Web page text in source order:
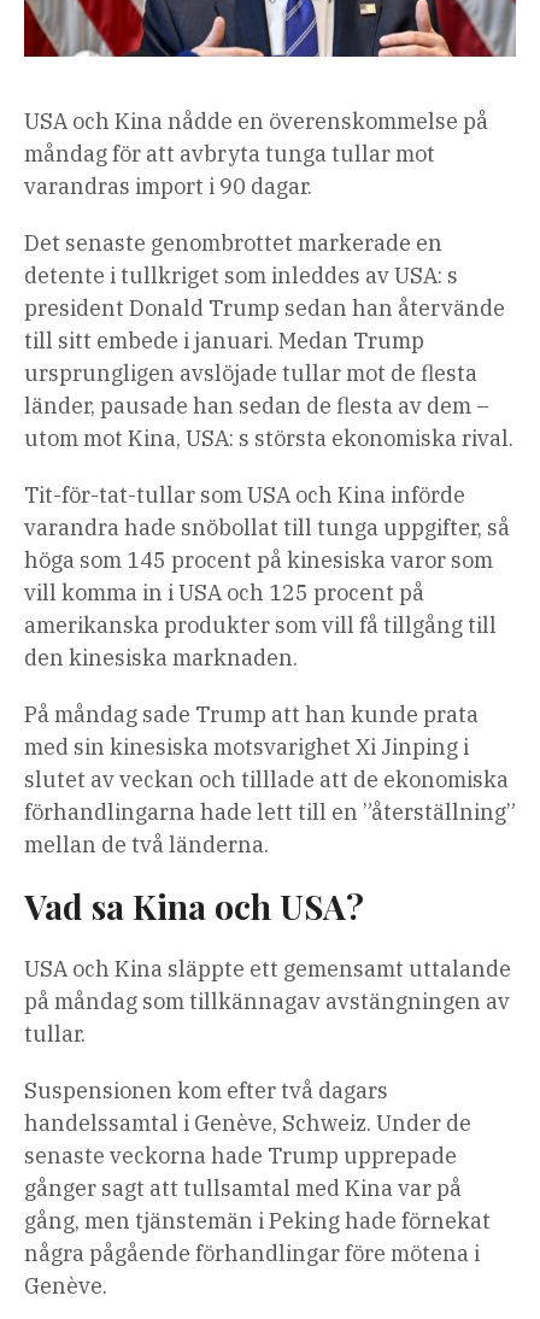
USA och Kina nådde en överenskommelse på
måndag för att avbryta tunga tullar mot
varandras import i 90 dagar.
Det senaste genombrottet markerade en
detente i tullkriget som inleddes av USA: s
president Donald Trump sedan han återvände
till sitt embede i januari. Medan Trump
ursprungligen avslöjade tullar mot de flesta
länder, pausade han sedan de flesta av dem –
utom mot Kina, USA: s största ekonomiska rival.
Tit-för-tat-tullar som USA och Kina införde
varandra hade snöbollat ​​till tunga uppgifter, så
höga som 145 procent på kinesiska varor som
vill komma in i USA och 125 procent på
amerikanska produkter som vill få tillgång till
den kinesiska marknaden.
På måndag sade Trump att han kunde prata
med sin kinesiska motsvarighet Xi Jinping i
slutet av veckan och tilllade att de ekonomiska
förhandlingarna hade lett till en ”återställning”
mellan de två länderna.
Vad sa Kina och USA?
USA och Kina släppte ett gemensamt uttalande
på måndag som tillkännagav avstängningen av
tullar.
Suspensionen kom efter två dagars
handelssamtal i Genève, Schweiz. Under de
senaste veckorna hade Trump upprepade
gånger sagt att tullsamtal med Kina var på
gång, men tjänstemän i Peking hade förnekat
några pågående förhandlingar före mötena i
Genève.